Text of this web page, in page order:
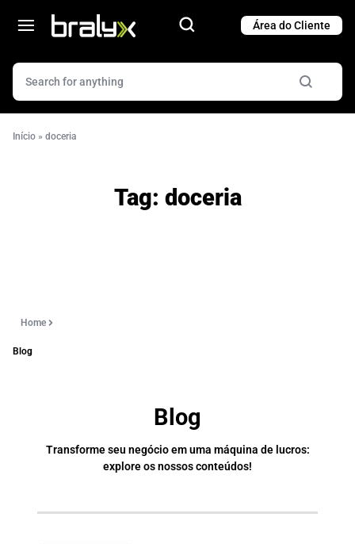
Início » doceria
Tag: doceria
Home
Blog
Blog
Transforme seu negócio em uma máquina de lucros:
explore os nossos conteúdos!